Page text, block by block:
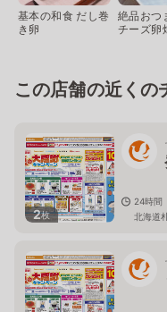
基本の和食 だし巻
き卵
絶品おつ
チーズ卵
この店舗の近くの
2枚
24時間
北海道